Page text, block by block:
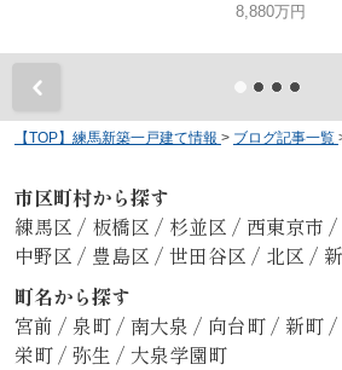
8,880万円
【TOP】練馬新築一戸建て情報 > ブログ記事一覧
市区町村から探す
練馬区 / 板橋区 / 杉並区 / 西東京市 /
中野区 / 豊島区 / 世田谷区 / 北区 /
町名から探す
宮前 / 泉町 / 南大泉 / 向台町 / 新町 /
栄町 / 弥生 / 大泉学園町